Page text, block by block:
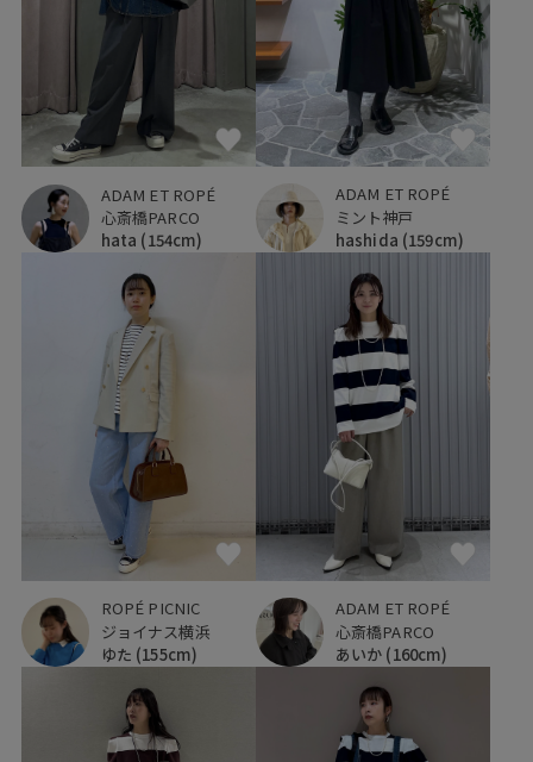
ADAM ET ROPÉ
心斎橋PARCO
hata (154cm)
ADAM ET ROPÉ
ミント神戸
hashida (159cm)
ROPÉ PICNIC
ジョイナス横浜
ゆた (155cm)
ADAM ET ROPÉ
心斎橋PARCO
あいか (160cm)